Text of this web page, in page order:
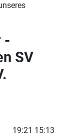
-
SV
19:21 15:13